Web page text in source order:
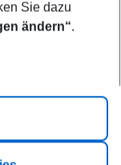
Sie dazu
ändern“.